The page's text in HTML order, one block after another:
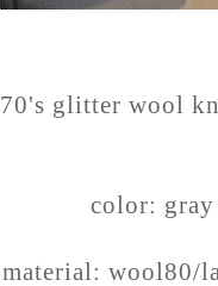
70's glitter wool
color:
material: wool80/